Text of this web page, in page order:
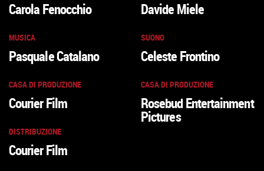
Carola Fenocchio Davide Miele
MUSICA
Pasquale Catalano
SUONO
Celeste Frontino
CASA DI PRODUZIONE
Courier Film
CASA DI PRODUZIONE
Rosebud Entertainment
Pictures
DISTRIBUZIONE
Courier Film